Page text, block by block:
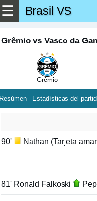
☰ Brasil VS
Grêmio vs Vasco da
Grêmio
Resúmen Estadísticas del
90' Nathan (Tarjeta
81' Ronald Falkoski